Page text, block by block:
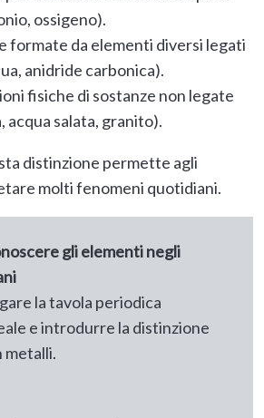
ossigeno).
formate da elementi diversi legati
anidride carbonica).
fisiche di sostanze non legate
acqua salata, granito).
distinzione permette agli
molti fenomeni quotidiani.
gli elementi negli
la tavola periodica
e introdurre la distinzione
metalli.